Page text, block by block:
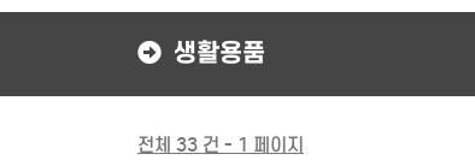
생활용품
전체 33 건 - 1 페이지